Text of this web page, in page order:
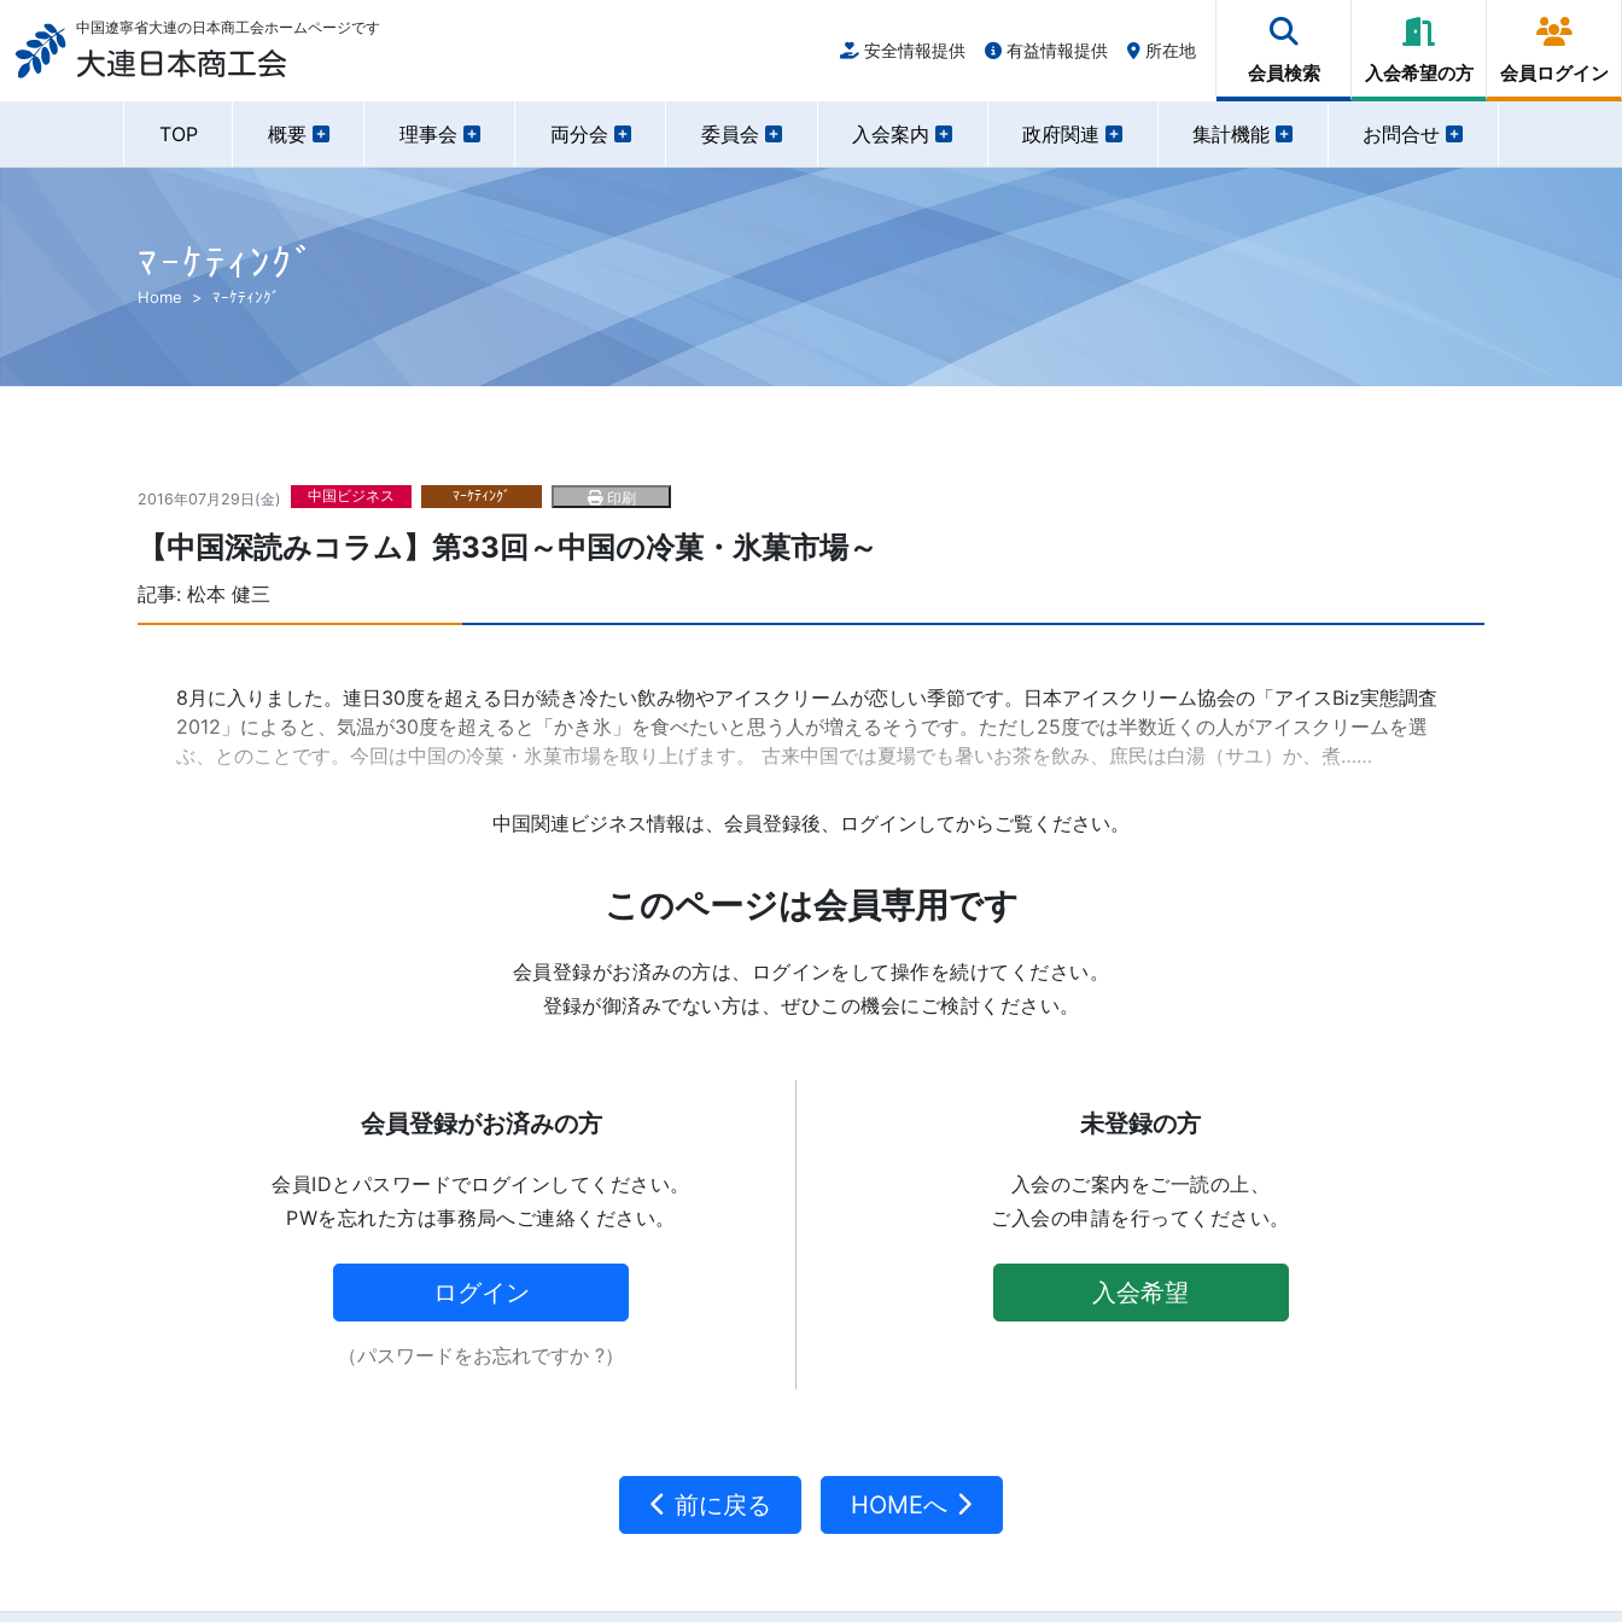
大連日本商工会
中国遼寧省大連の日本商工会ホームページです
安全情報提供 有益情報提供 所在地
会員検索 入会希望の方 会員ログイン
TOP 概要 理事会 両分会 委員会 入会案内 政府関連 集計機能 お問合せ
ﾏｰｹﾃｨﾝｸﾞ
Home ﾏｰｹﾃｨﾝｸﾞ
2016年07月29日(金) 中国ビジネス ﾏｰｹﾃｨﾝｸﾞ 印刷
【中国深読みコラム】第33回～中国の冷菓・氷菓市場～
記事: 松本 健三
8月に入りました。連日30度を超える日が続き冷たい飲み物やアイスクリームが恋しい季節です。日本アイスクリーム協会の「アイスBiz実態調査
2012」によると、気温が30度を超えると「かき氷」を食べたいと思う人が増えるそうです。ただし25度では半数近くの人がアイスクリームを選
ぶ、とのことです。今回は中国の冷菓・氷菓市場を取り上げます。 古来中国では夏場でも暑いお茶を飲み、庶民は白湯（サユ）か、煮……
中国関連ビジネス情報は、会員登録後、ログインしてからご覧ください。
このページは会員専用です
会員登録がお済みの方は、ログインをして操作を続けてください。
登録が御済みでない方は、ぜひこの機会にご検討ください。
会員登録がお済みの方
会員IDとパスワードでログインしてください。
PWを忘れた方は事務局へご連絡ください。
ログイン
（パスワードをお忘れですか ?）
未登録の方
入会のご案内をご一読の上、
ご入会の申請を行ってください。
入会希望
前に戻る HOMEへ